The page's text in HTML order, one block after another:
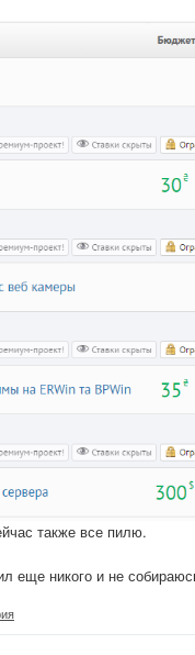
также все пилю.
еще никого и не